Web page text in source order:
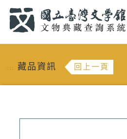
::: 藏品資訊 回上一頁